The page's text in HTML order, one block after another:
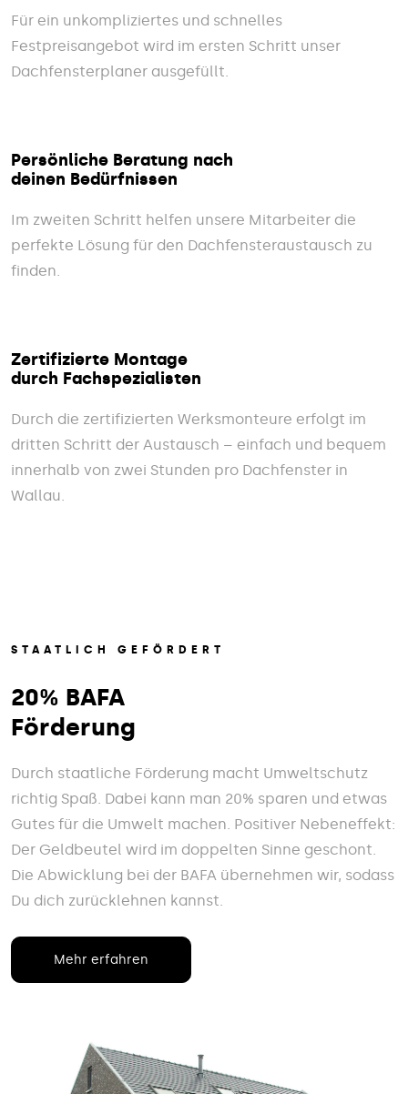
Für ein unkompliziertes und schnelles
Festpreisangebot wird im ersten Schritt unser
Dachfensterplaner ausgefüllt.
Persönliche Beratung nach
deinen Bedürfnissen
Im zweiten Schritt helfen unsere Mitarbeiter die
perfekte Lösung für den Dachfensteraustausch zu
finden.
Zertifizierte Montage
durch Fachspezialisten
Durch die zertifizierten Werksmonteure erfolgt im
dritten Schritt der Austausch – einfach und bequem
innerhalb von zwei Stunden pro Dachfenster in
Wallau.
STAATLICH GEFÖRDERT
20% BAFA
Förderung
Durch staatliche Förderung macht Umweltschutz
richtig Spaß. Dabei kann man 20% sparen und etwas
Gutes für die Umwelt machen. Positiver Nebeneffekt:
Der Geldbeutel wird im doppelten Sinne geschont.
Die Abwicklung bei der BAFA übernehmen wir, sodass
Du dich zurücklehnen kannst.
Mehr erfahren